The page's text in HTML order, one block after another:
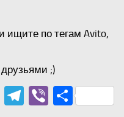
ищите по тегам Avito,
;)
Mail.Ru
Telegram
Viber